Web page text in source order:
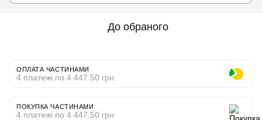
До обраного
ОПЛАТА ЧАСТИНАМИ
4 платежі по 4 447.50 грн
ПОКУПКА ЧАСТИНАМИ
4 платежі по 4 447.50 грн